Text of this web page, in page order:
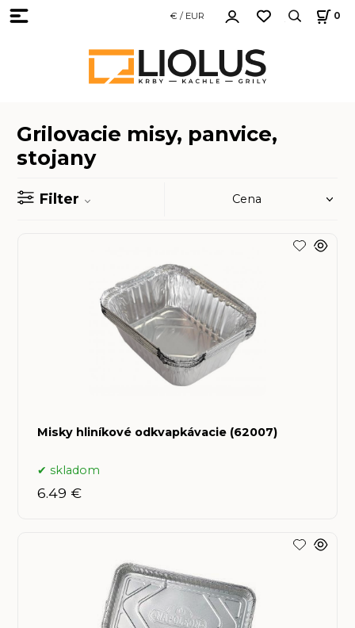
€ / EUR 0
Grilovacie misy, panvice,
stojany
Filter
Misky hliníkové odkvapkávacie (62007)
skladom
6.49 €